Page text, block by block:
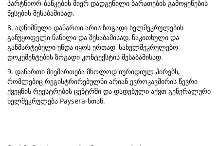
პარტნიორ-ბანკების მიერ დადგენილი ბარათების გამოყენების
წესების შესაბამისად.
8. აღნიშნული დანართი არის ზოგადი ხელშეკრულების
განუყოფელი ნაწილი და შესაბამისად, წაკითხული და
განმარტებული უნდა იყოს ერთად, სახელშეკრულებო
დოკუმენტების ზოგადი კონტექსტის შესაბამისად.
9. დანართი მიემართება მხოლოდ იურიდიულ პირებს,
რომლებიც რეგისტრირებულნი არიან ევროკავშირის წევრი
ქვეყნის რეესტრების ცენტრში და დადებული აქვთ გენერალური
ხელშეკრულება Paysera-სთან.